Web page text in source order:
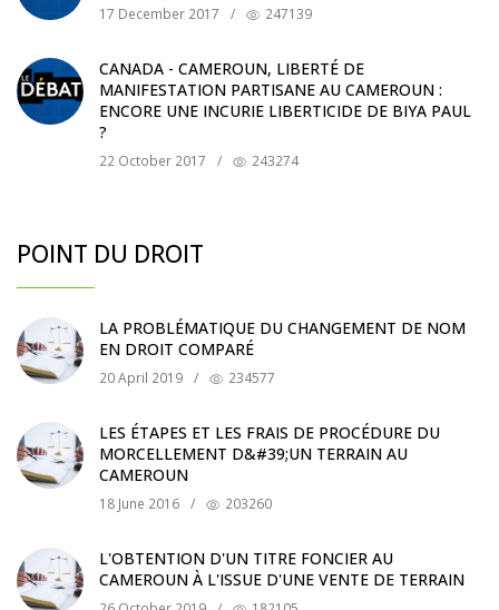
17 December 2017 / 247139
CANADA - CAMEROUN, LIBERTÉ DE
MANIFESTATION PARTISANE AU CAMEROUN :
ENCORE UNE INCURIE LIBERTICIDE DE BIYA PAUL
?
22 October 2017 / 243274
POINT DU DROIT
LA PROBLÉMATIQUE DU CHANGEMENT DE NOM
EN DROIT COMPARÉ
20 April 2019 / 234577
LES ÉTAPES ET LES FRAIS DE PROCÉDURE DU
MORCELLEMENT D&#39;UN TERRAIN AU
CAMEROUN
18 June 2016 / 203260
L'OBTENTION D'UN TITRE FONCIER AU
CAMEROUN À L'ISSUE D'UNE VENTE DE TERRAIN